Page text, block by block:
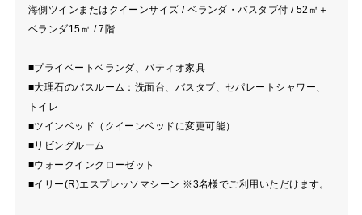
海側ツインまたはクイーンサイズ / ベランダ・バスタブ付 / 52㎡＋
ベランダ15㎡ / 7階
■プライベートベランダ、パティオ家具
■大理石のバスルーム：洗面台、バスタブ、セパレートシャワー、
トイレ
■ツインベッド（クイーンベッドに変更可能）
■リビングルーム
■ウォークインクローゼット
■イリー(R)エスプレッソマシーン ※3名様でご利用いただけます。